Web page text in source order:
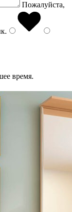
Пожалуйста,
.
время.